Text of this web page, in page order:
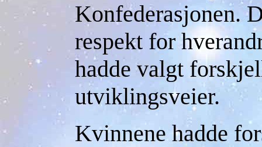
Konfederasjonen.
respekt for
hadde valgt
utviklingsveier.
Kvinnene hadde